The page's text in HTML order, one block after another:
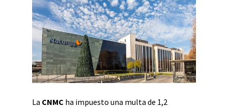
La CNMC ha impuesto una multa de 1,2